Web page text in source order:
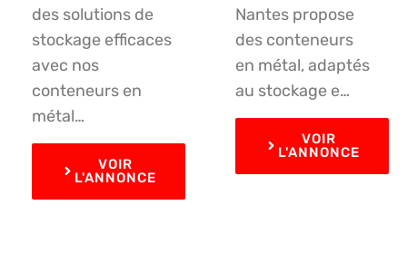
des solutions de
stockage efficaces
avec nos
conteneurs en
métal…
VOIR
L'ANNONCE
Nantes propose
des conteneurs
en métal, adaptés
au stockage e…
VOIR
L'ANNONCE